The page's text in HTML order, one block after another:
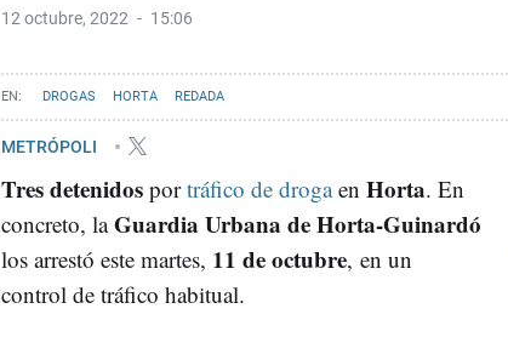
12 octubre, 2022 15:06
DROGAS HORTA REDADA
METRÓPOLI
Tres detenidos portráfico de drogaen Horta. En
concreto, laGuardia Urbana de Horta-Guinardó
los arrestó este martes, 11 de octubre, en un
control de tráfico habitual.